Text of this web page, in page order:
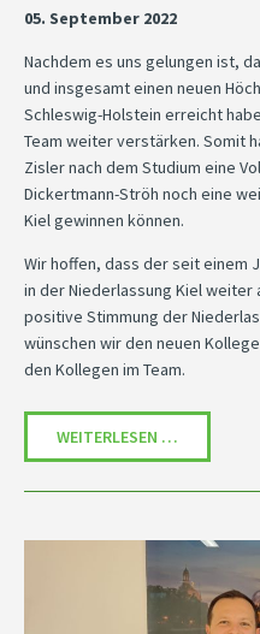
05. September 2022
Nachdem es uns gelungen ist,
und insgesamt einen neuen
Schleswig-Holstein erreicht
Team weiter verstärken. Somit
Zisler nach dem Studium eine
Dickertmann-Ströh noch eine
Kiel gewinnen können.
Wir hoffen, dass der seit einem
in der Niederlassung Kiel
positive Stimmung der
wünschen wir den neuen
den Kollegen im Team.
WEITERLESEN …